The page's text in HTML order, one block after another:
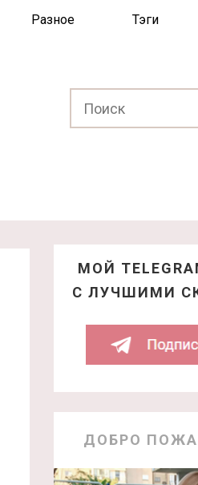
Разное Тэги
МОЙ
С ЛУЧШИМИ
ДОБРО